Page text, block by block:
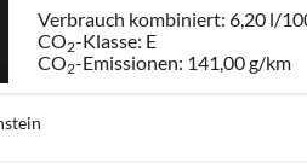
Verbrauch kombiniert:6,20 l/
CO2-Klasse: E
CO2-Emissionen: 141,00 g/km